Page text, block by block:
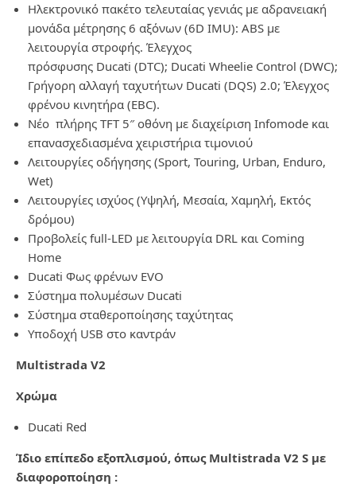
Ηλεκτρονικό πακέτο τελευταίας γενιάς με αδρανειακή
μονάδα μέτρησης 6 αξόνων (6D IMU): ABS με
λειτουργία στροφής. Έλεγχος
πρόσφυσης Ducati (DTC); Ducati Wheelie Control (DWC);
Γρήγορη αλλαγή ταχυτήτων Ducati (DQS) 2.0; Έλεγχος
φρένου κινητήρα (EBC).
Νέο πλήρης TFT5″ οθόνη με διαχείριση Infomode και
επανασχεδιασμένα χειριστήρια τιμονιού
Λειτουργίες οδήγησης (Sport, Touring, Urban, Enduro,
Wet)
Λειτουργίες ισχύος (Υψηλή, Μεσαία, Χαμηλή, Εκτός
δρόμου)
Προβολείς full-LED με λειτουργία DRL και Coming
Home
Ducati Φως φρένων EVO
Σύστημα πολυμέσων Ducati
Σύστημα σταθεροποίησης ταχύτητας
Υποδοχή USB στο καντράν
Multistrada V2
Χρώμα
Ducati Red
Ίδιο επίπεδο εξοπλισμού, όπως Multistrada V2 S με
διαφοροποίηση :